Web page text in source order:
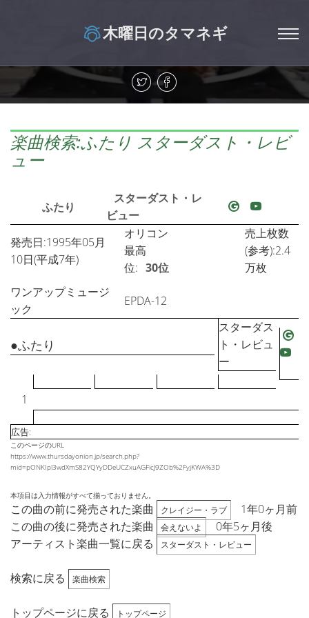
木曜日のタマネギ
楽曲検索:ふたり スターダスト・レビ
ュー
ふたり
スターダスト・レ
ビュー
発売日:1995年05月
10日(平成7年)
オリコン
最高
位: 30位
売上枚数
(参考):2.4
万枚
ワンアップミュージ
ック
EPDA-12
1
●ふたり
スターダス
ト・レビュ
ー
広告:
このページのURL
https://www.thursdayonion.jp/search.php?
mid=pONKIpl3wdXmS82YQYyDDeUCZxuAGFicJ9ZOb%2FyjKWA%3D
本項目は入力情報がすべて揃っておりません。
この曲の前に発売された楽曲 クレイジー・ラブ
1年0ヶ月前
この曲の後に発売された楽曲
会えないよ
0年5ヶ月後
アーティスト楽曲一覧に戻る
スターダスト・レビュー
検索に戻る 楽曲検索
トップページに戻る トップページ